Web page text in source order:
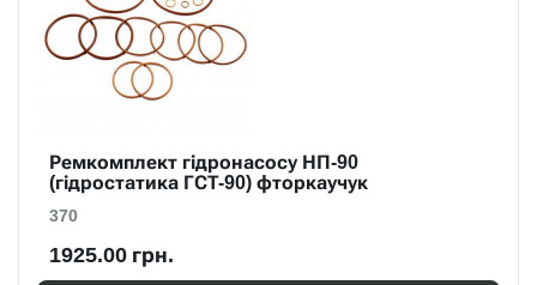
Ремкомплект гідронасосу НП-90
(гідростатика ГСТ-90) фторкаучук
370
1925.00 грн.